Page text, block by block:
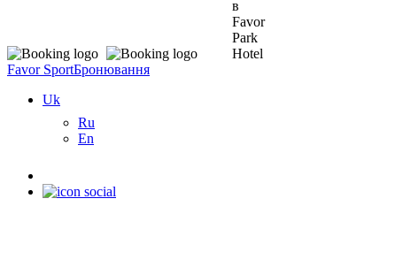
Favor SportБронювання
Uk
Ru
En